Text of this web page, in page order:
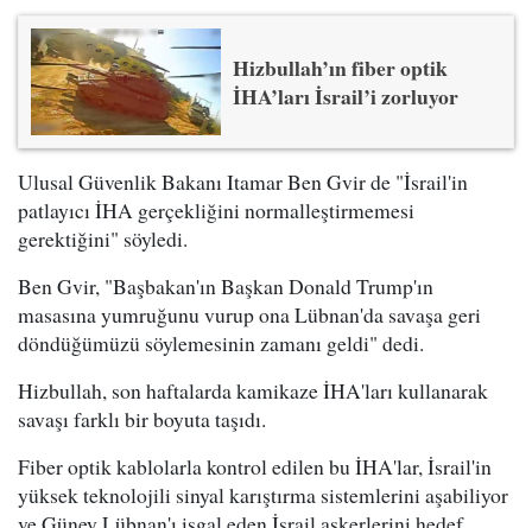
Hizbullah’ın fiber optik
İHA’ları İsrail’i zorluyor
Ulusal Güvenlik Bakanı Itamar Ben Gvir de "İsrail'in
patlayıcı İHA gerçekliğini normalleştirmemesi
gerektiğini" söyledi.
Ben Gvir, "Başbakan'ın Başkan Donald Trump'ın
masasına yumruğunu vurup ona Lübnan'da savaşa geri
döndüğümüzü söylemesinin zamanı geldi" dedi.
Hizbullah, son haftalarda kamikaze İHA'ları kullanarak
savaşı farklı bir boyuta taşıdı.
Fiber optik kablolarla kontrol edilen bu İHA'lar, İsrail'in
yüksek teknolojili sinyal karıştırma sistemlerini aşabiliyor